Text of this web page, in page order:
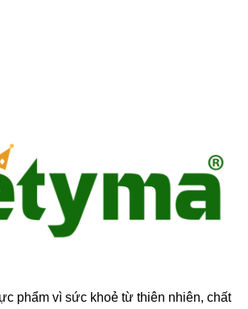
phẩm vì sức khoẻ từ thiên nhiên, chất